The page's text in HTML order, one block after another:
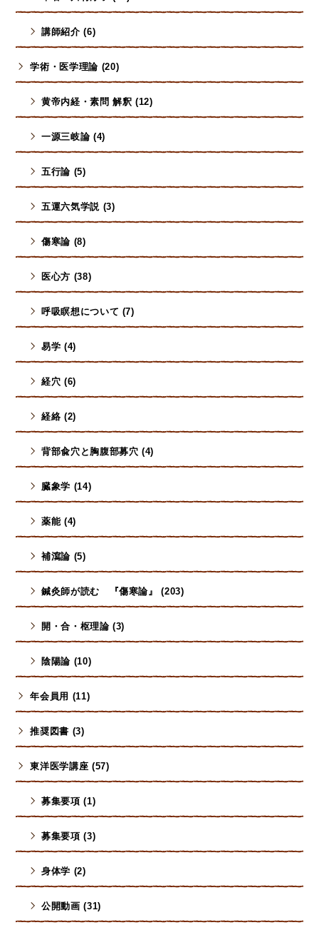
講師紹介 (6)
学術・医学理論 (20)
黄帝内経・素問 解釈 (12)
一源三岐論 (4)
五行論 (5)
五運六気学説 (3)
傷寒論 (8)
医心方 (38)
呼吸瞑想について (7)
易学 (4)
経穴 (6)
経絡 (2)
背部兪穴と胸腹部募穴 (4)
臓象学 (14)
薬能 (4)
補瀉論 (5)
鍼灸師が読む 『傷寒論』 (203)
開・合・枢理論 (3)
陰陽論 (10)
年会員用 (11)
推奨図書 (3)
東洋医学講座 (57)
募集要項 (1)
募集要項 (3)
身体学 (2)
公開動画 (31)